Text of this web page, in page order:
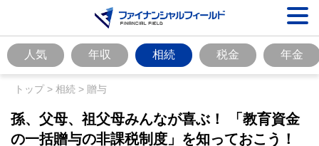
人気 年収 相続 税金 年金
トップ> 相続 > 贈与
孫、父母、祖父母みんなが喜ぶ！ 「教育資金
の一括贈与の非課税制度」を知っておこう！